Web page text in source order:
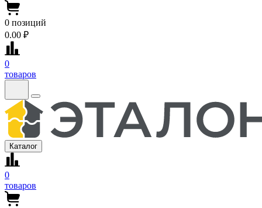
0 позиций
0.00 ₽
0
товаров
Каталог
0
товаров